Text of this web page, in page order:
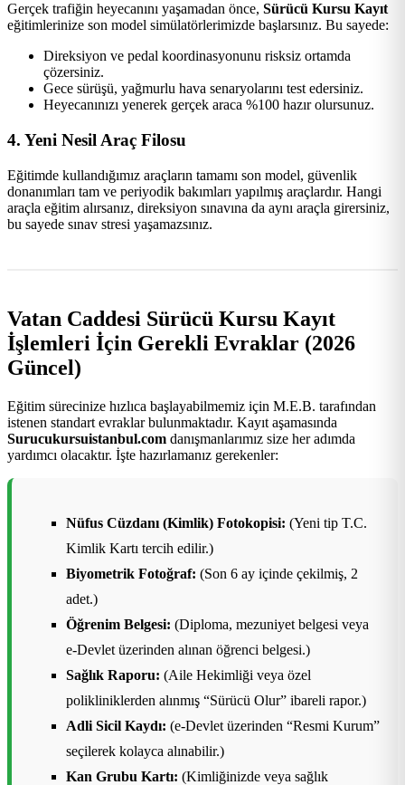
Gerçek trafiğin heyecanını yaşamadan önce, Sürücü Kursu Kayıt
eğitimlerinize son model simülatörlerimizde başlarsınız. Bu sayede:
Direksiyon ve pedal koordinasyonunu risksiz ortamda
çözersiniz.
Gece sürüşü, yağmurlu hava senaryolarını test edersiniz.
Heyecanınızı yenerek gerçek araca %100 hazır olursunuz.
4. Yeni Nesil Araç Filosu
Eğitimde kullandığımız araçların tamamı son model, güvenlik
donanımları tam ve periyodik bakımları yapılmış araçlardır. Hangi
araçla eğitim alırsanız, direksiyon sınavına da aynı araçla girersiniz,
bu sayede sınav stresi yaşamazsınız.
Vatan Caddesi Sürücü Kursu Kayıt
İşlemleri İçin Gerekli Evraklar (2026
Güncel)
Eğitim sürecinize hızlıca başlayabilmemiz için M.E.B. tarafından
istenen standart evraklar bulunmaktadır. Kayıt aşamasında
Surucukursuistanbul.com danışmanlarımız size her adımda
yardımcı olacaktır. İşte hazırlamanız gerekenler:
Nüfus Cüzdanı (Kimlik) Fotokopisi: (Yeni tip T.C.
Kimlik Kartı tercih edilir.)
Biyometrik Fotoğraf: (Son 6 ay içinde çekilmiş, 2
adet.)
Öğrenim Belgesi: (Diploma, mezuniyet belgesi veya
e-Devlet üzerinden alınan öğrenci belgesi.)
Sağlık Raporu: (Aile Hekimliği veya özel
polikliniklerden alınmış “Sürücü Olur” ibareli rapor.)
Adli Sicil Kaydı: (e-Devlet üzerinden “Resmi Kurum”
seçilerek kolayca alınabilir.)
Kan Grubu Kartı: (Kimliğinizde veya sağlık